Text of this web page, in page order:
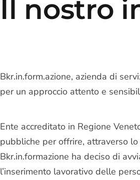
Il nostro
Bkr.in.form.azione, azienda di
per un approccio attento e
Ente accreditato in Regione
pubbliche per offrire, attraverso
Bkr.in.formazione ha deciso di
l’inserimento lavorativo delle